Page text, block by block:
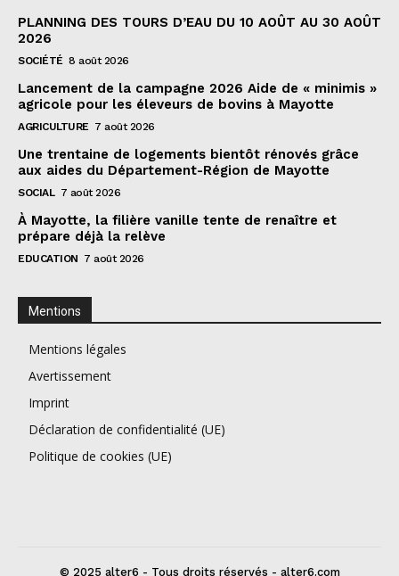
PLANNING DES TOURS D’EAU DU 10 AOÛT AU 30 AOÛT
2026
SOCIÉTÉ 8 août 2026
Lancement de la campagne 2026 Aide de « minimis »
agricole pour les éleveurs de bovins à Mayotte
AGRICULTURE 7 août 2026
Une trentaine de logements bientôt rénovés grâce
aux aides du Département-Région de Mayotte
SOCIAL 7 août 2026
À Mayotte, la filière vanille tente de renaître et
prépare déjà la relève
EDUCATION 7 août 2026
Mentions
Mentions légales
Avertissement
Imprint
Déclaration de confidentialité (UE)
Politique de cookies (UE)
© 2025 alter6 - Tous droits réservés - alter6.com